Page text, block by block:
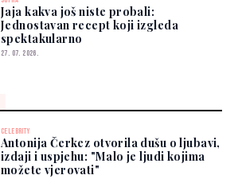
Jaja kakva još niste probali:
Jednostavan recept koji izgleda
spektakularno
27. 07. 2026.
CELEBRITY
Antonija Čerkez otvorila dušu o ljubavi,
izdaji i uspjehu: "Malo je ljudi kojima
možete vjerovati"